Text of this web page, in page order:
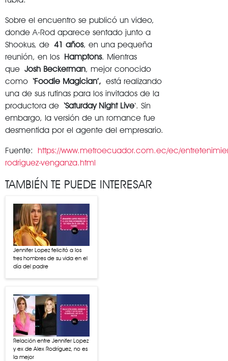
Sobre el encuentro se publicó un video,
donde A-Rod aparece sentado junto a
Shookus, de 41 años, en una pequeña
reunión, en los Hamptons. Mientras
que Josh Beckerman, mejor conocido
como ‘Foodie Magician’, está realizando
una de sus rutinas para los invitados de la
productora de ‘Saturday Night Live‘. Sin
embargo, la versión de un romance fue
desmentida por el agente del empresario.
Fuente: https://www.metroecuador.com.ec/ec/
rodriguez-venganza.html
TAMBIÉN TE PUEDE INTERESAR
Jennifer Lopez felicitó a los
tres hombres de su vida en el
día del padre
Relación entre Jennifer Lopez
y ex de Alex Rodríguez, no es
la mejor